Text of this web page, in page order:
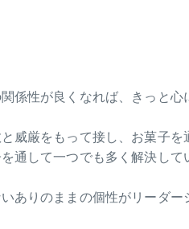
係性が良くなれば、きっと心
威厳をもって接し、お菓子
通して一つでも多く解決して
ありのままの個性がリーダ